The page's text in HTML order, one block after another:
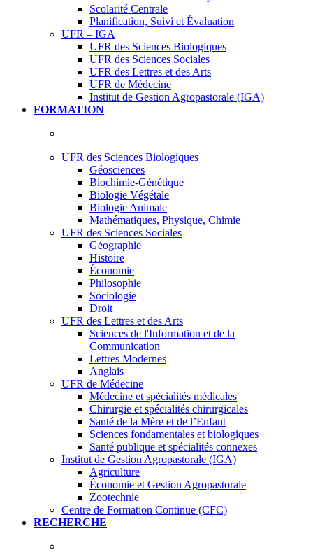
Scolarité Centrale
Planification, Suivi et Évaluation
UFR – IGA
UFR des Sciences Biologiques
UFR des Sciences Sociales
UFR des Lettres et des Arts
UFR de Médecine
Institut de Gestion Agropastorale (IGA)
FORMATION
UFR des Sciences Biologiques
Géosciences
Biochimie-Génétique
Biologie Végétale
Biologie Animale
Mathématiques, Physique, Chimie
UFR des Sciences Sociales
Géographie
Histoire
Économie
Philosophie
Sociologie
Droit
UFR des Lettres et des Arts
Sciences de l'Information et de la
Communication
Lettres Modernes
Anglais
UFR de Médecine
Médecine et spécialités médicales
Chirurgie et spécialités chirurgicales
Santé de la Mère et de l’Enfant
Sciences fondamentales et biologiques
Santé publique et spécialités connexes
Institut de Gestion Agropastorale (IGA)
Agriculture
Économie et Gestion Agropastorale
Zootechnie
Centre de Formation Continue (CFC)
RECHERCHE